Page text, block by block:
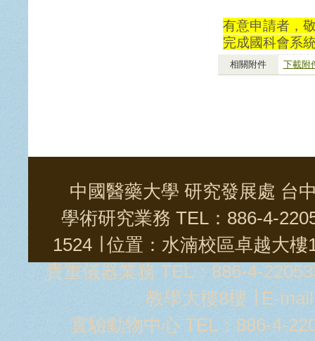
有意申請者，
完成國科會系
相關附件 下載附
中國醫藥大學 研究發展處 台
學術研究業務 TEL：886-4-
1524 ∣ 位置：水湳校區卓越大
貴重儀器業務 TEL：886-4-
教學大樓8樓 ∣ E-
實驗動物中心 TEL：886-4-